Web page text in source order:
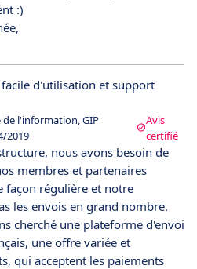
:)
d'utilisation et support
de l'information, GIP
2019
Avis
certifié
nous avons besoin de
membres et partenaires
façon régulière et notre
les envois en grand nombre.
cherché une plateforme d'envoi
une offre variée et
qui acceptent les paiements